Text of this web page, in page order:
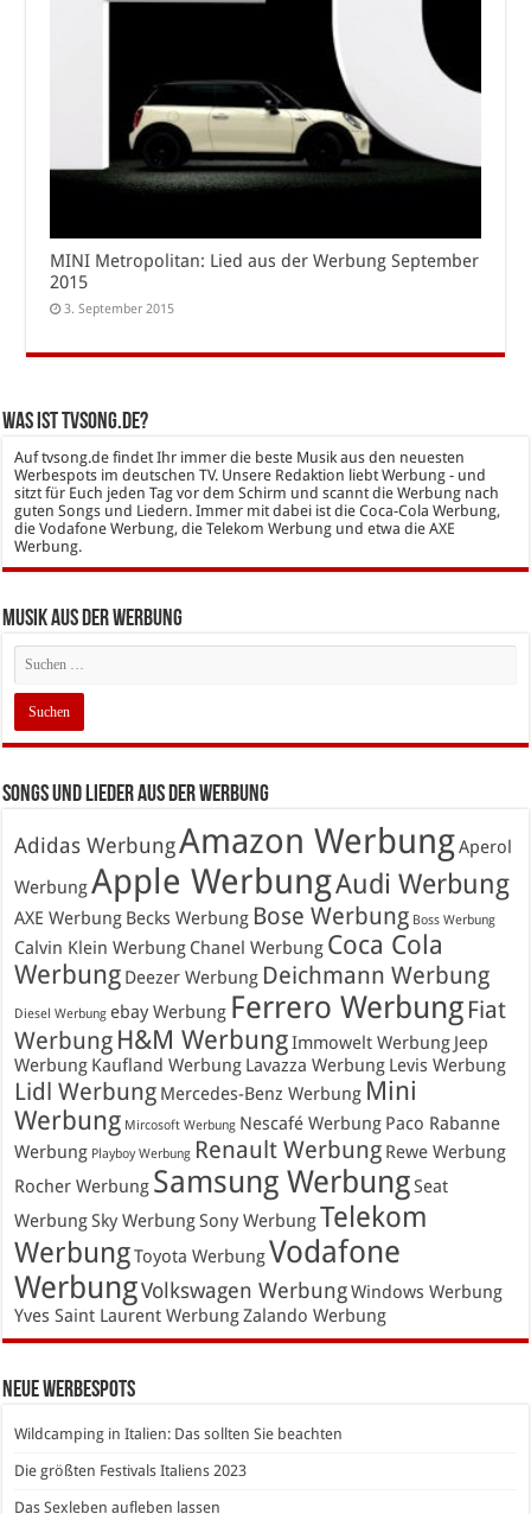
MINI Metropolitan: Lied aus der Werbung September
2015
3. September 2015
Was ist tvsong.de?
Auf tvsong.de findet Ihr immer die beste Musik aus den neuesten
Werbespots im deutschen TV. Unsere Redaktion liebt Werbung - und
sitzt für Euch jeden Tag vor dem Schirm und scannt die Werbung nach
guten Songs und Liedern. Immer mit dabei ist die Coca-Cola Werbung,
die Vodafone Werbung, die Telekom Werbung und etwa die AXE
Werbung.
Musik aus der Werbung
Songs und Lieder aus der Werbung
Adidas WerbungAmazon WerbungAperol
WerbungApple WerbungAudi Werbung
AXE Werbung Becks Werbung Bose Werbung Boss Werbung
Calvin Klein Werbung Chanel Werbung Coca Cola
Werbung Deezer Werbung Deichmann Werbung
Diesel Werbung ebay Werbung Ferrero Werbung Fiat
Werbung H&M WerbungImmowelt Werbung Jeep
Werbung Kaufland Werbung Lavazza Werbung Levis Werbung
Lidl Werbung Mercedes-Benz Werbung Mini
Werbung Mircosoft Werbung Nescafé Werbung Paco Rabanne
Werbung Playboy Werbung Renault Werbung Rewe Werbung
Rocher Werbung Samsung WerbungSeat
WerbungSky WerbungSony WerbungTelekom
WerbungToyota WerbungVodafone
WerbungVolkswagen WerbungWindows Werbung
Yves Saint Laurent WerbungZalando Werbung
Neue Werbespots
Wildcamping in Italien: Das sollten Sie beachten
Die größten Festivals Italiens 2023
Das Sexleben aufleben lassen